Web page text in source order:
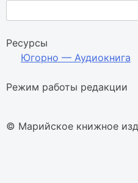
Ресурсы
Югорно — Аудиокнига
Режим работы редакции
© Марийское книжное